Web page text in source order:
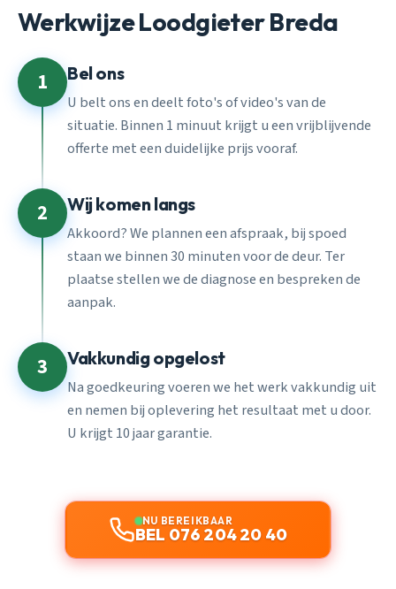
Werkwijze Loodgieter Breda
1 Bel ons
U belt ons en deelt foto's of video's van de
situatie. Binnen 1 minuut krijgt u een vrijblijvende
offerte met een duidelijke prijs vooraf.
2 Wij komen langs
Akkoord? We plannen een afspraak, bij spoed
staan we binnen 30 minuten voor de deur. Ter
plaatse stellen we de diagnose en bespreken de
aanpak.
3 Vakkundig opgelost
Na goedkeuring voeren we het werk vakkundig uit
en nemen bij oplevering het resultaat met u door.
U krijgt 10 jaar garantie.
NU BEREIKBAAR
BEL 076 204 20 40